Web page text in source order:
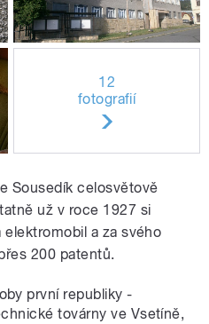
12
fotografií
Sousedík celosvětově
už v roce 1927 si
elektromobil a za svého
200 patentů.
první republiky -
továrny ve Vsetíně,